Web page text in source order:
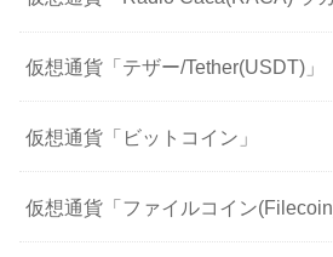
仮想通貨「テザー/Tether(USDT)」
仮想通貨「ビットコイン」
仮想通貨「ファイルコイン(Filecoin)